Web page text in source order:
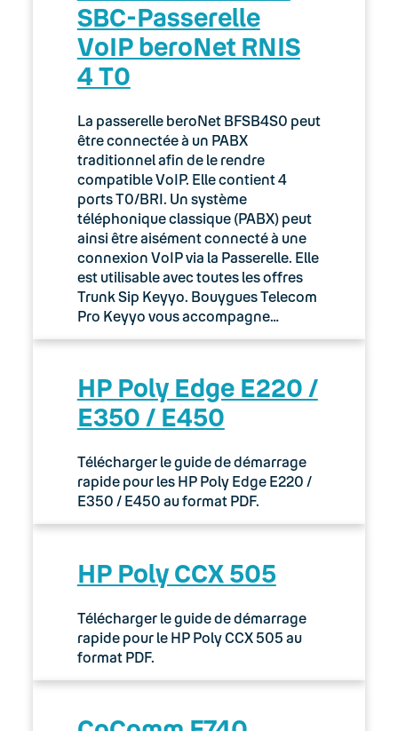
SBC-Passerelle
VoIP beroNet RNIS
4 T0
La passerelle beroNet BFSB4S0 peut
être connectée à un PABX
traditionnel afin de le rendre
compatible VoIP. Elle contient 4
ports T0/BRI. Un système
téléphonique classique (PABX) peut
ainsi être aisément connecté à une
connexion VoIP via la Passerelle. Elle
est utilisable avec toutes les offres
Trunk Sip Keyyo. Bouygues Telecom
Pro Keyyo vous accompagne…
HP Poly Edge E220 /
E350 / E450
Télécharger le guide de démarrage
rapide pour les HP Poly Edge E220 /
E350 / E450 au format PDF.
HP Poly CCX 505
Télécharger le guide de démarrage
rapide pour le HP Poly CCX 505 au
format PDF.